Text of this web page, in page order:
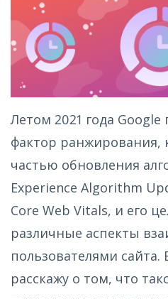
Летом 2021 года
фактор ранжирования,
частью обновления
Experience Algorithm
Core Web Vitals, и его
различные аспекты
пользователями сайта.
расскажу о том, что